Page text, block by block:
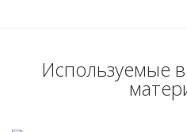
Используемые